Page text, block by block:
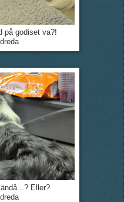
på godiset va?!
Eller?